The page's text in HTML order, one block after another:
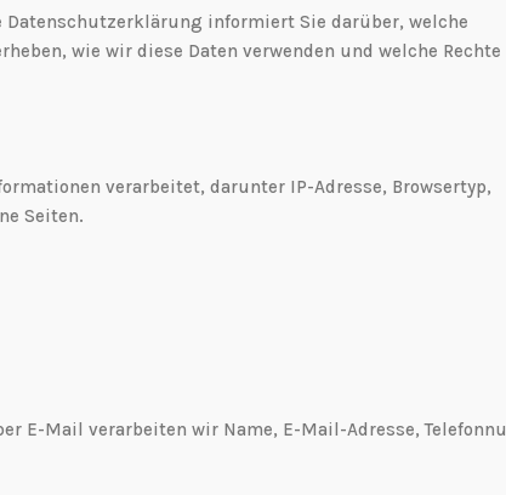
informiert Sie darüber, welche
wie wir diese Daten verwenden und welche Rechte
verarbeitet, darunter IP-Adresse, Browsertyp,
Seiten.
E-Mail verarbeiten wir Name, E-Mail-Adresse,